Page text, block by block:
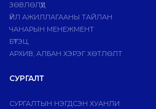
ЗӨВЛӨЛҮҮД
ҮЙЛ АЖИЛЛАГААНЫ ТАЙЛАН
ЧАНАРЫН МЕНЕЖМЕНТ
БҮТЭЦ
АРХИВ, АЛБАН ХЭРЭГ ХӨТЛӨЛТ
СУРГАЛТ
СУРГАЛТЫН НЭГДСЭН ХУАНЛИ